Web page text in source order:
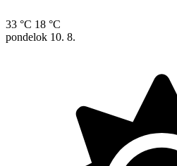
33 °C 18 °C
pondelok 10. 8.